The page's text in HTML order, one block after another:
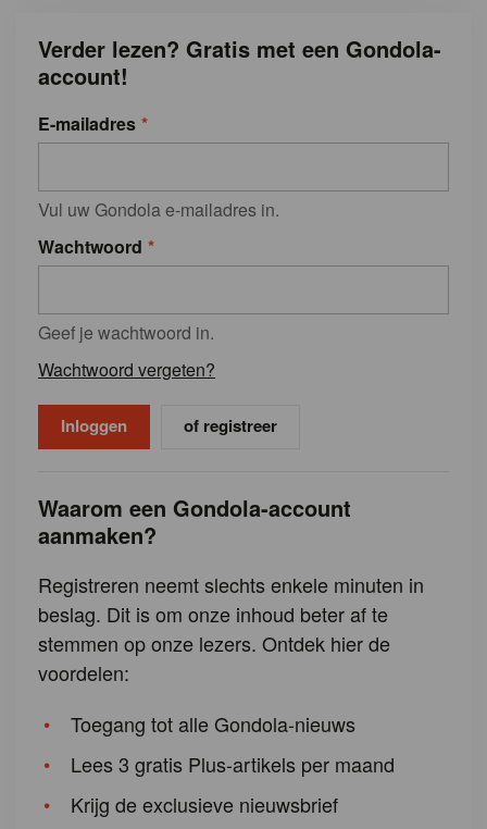
Verder lezen? Gratis met een Gondola-
account!
E-mailadres
Vul uw Gondola e-mailadres in.
Wachtwoord
Geef je wachtwoord in.
Wachtwoord vergeten?
of registreer
Waarom een Gondola-account
aanmaken?
Registreren neemt slechts enkele minuten in
beslag. Dit is om onze inhoud beter af te
stemmen op onze lezers. Ontdek hier de
voordelen:
Toegang tot alle Gondola-nieuws
Lees 3 gratis Plus-artikels per maand
Krijg de exclusieve nieuwsbrief